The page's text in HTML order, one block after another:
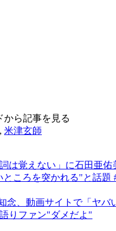
から記事を見る
, 米津玄師
は覚えない」に石田亜佑
ところを突かれる"と話題
念、動画サイトで「ヤバ
りファン"ダメだよ"